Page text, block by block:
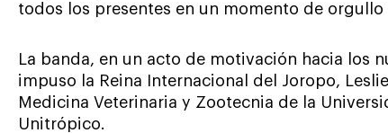
todos los presentes en un momento de
La banda, en un acto de motivación hacia los
impuso la Reina Internacional del Joropo,
Medicina Veterinaria y Zootecnia de la
Unitrópico.